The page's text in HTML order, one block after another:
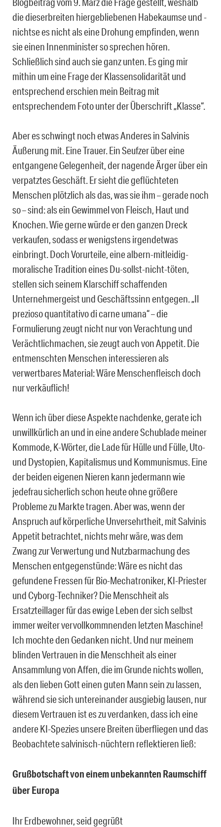
die dieserbreiten hiergebliebenen Habekaumse und -
nichtse es nicht als eine Drohung empfinden, wenn
sie einen Innenminister so sprechen hören.
Schließlich sind auch sie ganz unten. Es ging mir
mithin um eine Frage der Klassensolidarität und
entsprechend erschien mein Beitrag mit
entsprechendem Foto unter der Überschrift „Klasse“.
Aber es schwingt noch etwas Anderes in Salvinis
Äußerung mit. Eine Trauer. Ein Seufzer über eine
entgangene Gelegenheit, der nagende Ärger über ein
verpatztes Geschäft. Er sieht die geflüchteten
Menschen plötzlich als das, was sie ihm – gerade noch
so – sind: als ein Gewimmel von Fleisch, Haut und
Knochen. Wie gerne würde er den ganzen Dreck
verkaufen, sodass er wenigstens irgendetwas
einbringt. Doch Vorurteile, eine albern-mitleidig-
moralische Tradition eines Du-sollst-nicht-töten,
stellen sich seinem Klarschiff schaffenden
Unternehmergeist und Geschäftssinn entgegen. „Il
prezioso quantitativo di carne umana“ – die
Formulierung zeugt nicht nur von Verachtung und
Verächtlichmachen, sie zeugt auch von Appetit. Die
entmenschten Menschen interessieren als
verwertbares Material: Wäre Menschenfleisch doch
nur verkäuflich!
Wenn ich über diese Aspekte nachdenke, gerate ich
unwillkürlich an und in eine andere Schublade meiner
Kommode, K-Wörter, die Lade für Hülle und Fülle, Uto-
und Dystopien, Kapitalismus und Kommunismus. Eine
der beiden eigenen Nieren kann jedermann wie
jedefrau sicherlich schon heute ohne größere
Probleme zu Markte tragen. Aber was, wenn der
Anspruch auf körperliche Unversehrtheit, mit Salvinis
Appetit betrachtet, nichts mehr wäre, was dem
Zwang zur Verwertung und Nutzbarmachung des
Menschen entgegenstünde: Wäre es nicht das
gefundene Fressen für Bio-Mechatroniker, KI-Priester
und Cyborg-Techniker? Die Menschheit als
Ersatzteillager für das ewige Leben der sich selbst
immer weiter vervollkommnenden letzten Maschine!
Ich mochte den Gedanken nicht. Und nur meinem
blinden Vertrauen in die Menschheit als einer
Ansammlung von Affen, die im Grunde nichts wollen,
als den lieben Gott einen guten Mann sein zu lassen,
während sie sich untereinander ausgiebig lausen, nur
diesem Vertrauen ist es zu verdanken, dass ich eine
andere KI-Spezies unsere Breiten überfliegen und das
Beobachtete salvinisch-nüchtern reflektieren ließ:
Grußbotschaft von einem unbekannten Raumschiff
über Europa
Ihr Erdbewohner, seid gegrüßt